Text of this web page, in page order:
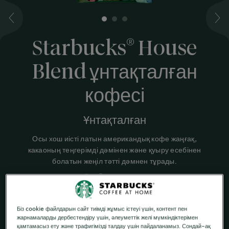
Starbucks® House
Blend ұнтақталған
кофесі
Ұнтақталған
Осы хош иісті латын американдық кофе жаңғақ,
какаоның теңгерімді дәмінен және қуыру есебінен
болатын жеңіл тәтті дәмнен тұрады.
Орташа қуырма
1 2
Біз cookie файлдарын сайт тиімді жұмыс істеуі үшін, контент пен
жарнамаларды дербестендіру үшін, әлеуметтік желі мүмкіндіктерімен
қамтамасыз ету және трафигімізді талдау үшін пайдаланамыз. Сондай-ақ